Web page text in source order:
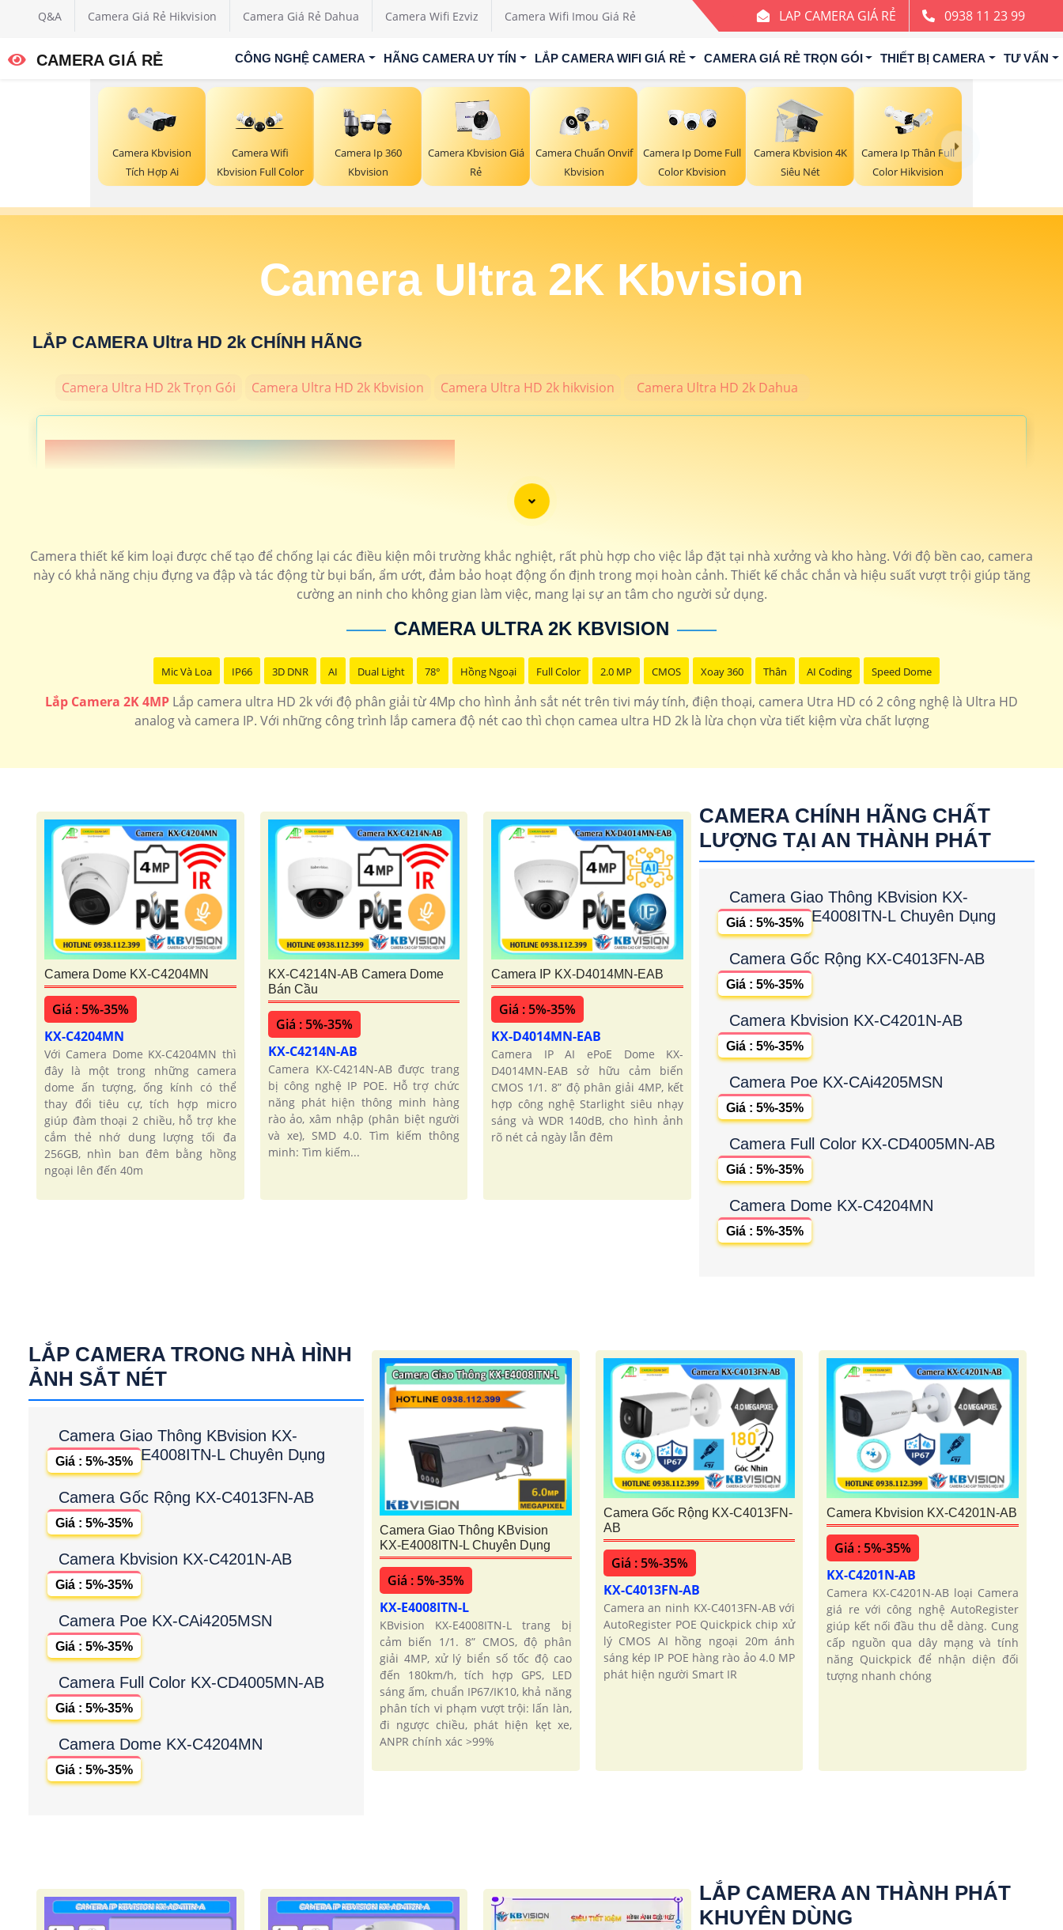
Q&A Camera Giá Rẻ Hikvision Camera Giá Rẻ Dahua Camera Wifi Ezviz Camera Wifi Imou Giá Rẻ LAP CAMERA GIÁ RẺ 0938 11 23 99
CAMERA GIÁ RẺ CÔNG NGHỆ CAMERA HÃNG CAMERA UY TÍN LẮP CAMERA WIFI GIÁ RẺ CAMERA GIÁ RẺ TRỌN GÓI THIẾT BỊ CAMERA TƯ VẤN
Camera Kbvision
Tích Hợp Ai
Camera Wifi
Kbvision Full Color
Camera Ip 360
Kbvision
Camera Kbvision Giá
Rẻ
Camera Chuẩn Onvif
Kbvision
Camera Ip Dome Full
Color Kbvision
Camera Kbvision 4K
Siêu Nét
Camera Ip Thân Full
Color Hikvision
Camera Ultra 2K Kbvision
LẮP CAMERA Ultra HD 2k CHÍNH HÃNG
Camera Ultra HD 2k Trọn Gói Camera Ultra HD 2k Kbvision Camera Ultra HD 2k hikvision Camera Ultra HD 2k Dahua
📗 LẮP CAEMRA HÌNH ẢNH SIÊU SẮT NÉT 2K 💎
️🖍 lắp camera hình ảnh chất lượng sắt nét độ phân giải 4MP trở lên đạt chất lượng 2k thương hiệu camera uy tín bảo hành chính hãng 24 tháng. Camera An Thành Phát cung cấp những dòng
sản phẩm camera chính hãng hình ảnh sắt nét cho công trình chất lượng . 🛒
LOẠI CAMERA ULTRA 2K THÔNG TIN
🗂 Camera wifi 360 Siêu Nét
📶 Camera Siêu nét 4MP Kbvision 1.900.000 VNĐCamera hình ảnh sắt nét 4MP tích hợp báo động kbvisionkx-caif4003n-dl-ab
🌟 camera Wifi Siêu Nét 1.700.000 VNĐĐộ phân gải 2k thiết kế dome up trần tích hợp microIPC-T42EP
'
Camera thiết kế kim loại được chế tạo để chống lại các điều kiện môi trường khắc nghiệt, rất phù hợp cho việc lắp đặt tại nhà xưởng và kho hàng. Với độ bền cao, camera
này có khả năng chịu đựng va đập và tác động từ bụi bẩn, ẩm ướt, đảm bảo hoạt động ổn định trong mọi hoàn cảnh. Thiết kế chắc chắn và hiệu suất vượt trội giúp tăng
cường an ninh cho không gian làm việc, mang lại sự an tâm cho người sử dụng.
CAMERA ULTRA 2K KBVISION
Mic Và Loa IP66 3D DNR AI Dual Light 78° Hồng Ngoại Full Color 2.0 MP CMOS Xoay 360 Thân AI Coding Speed Dome
Lắp Camera 2K 4MP Lắp camera ultra HD 2k với độ phân giải từ 4Mp cho hình ảnh sắt nét trên tivi máy tính, điện thoại, camera Utra HD có 2 công nghệ là Ultra HD
analog và camera IP. Với những công trình lắp camera độ nét cao thì chọn camea ultra HD 2k là lừa chọn vừa tiết kiệm vừa chất lượng
Camera Dome KX-C4204MN
Giá : 5%-35%
KX-C4204MN
Với Camera Dome KX-C4204MN thì
đây là một trong những camera
dome ấn tượng, ống kính có thể
thay đổi tiêu cự, tích hợp micro
giúp đàm thoại 2 chiều, hỗ trợ khe
cắm thẻ nhớ dung lượng tối đa
256GB, nhìn ban đêm bằng hồng
ngoại lên đến 40m
KX-C4214N-AB Camera Dome
Bán Cầu
Giá : 5%-35%
KX-C4214N-AB
Camera KX-C4214N-AB được trang
bị công nghệ IP POE. Hỗ trợ chức
năng phát hiện thông minh hàng
rào ảo, xâm nhập (phân biệt người
và xe), SMD 4.0. Tìm kiếm thông
minh: Tìm kiếm...
Camera IP KX-D4014MN-EAB
Giá : 5%-35%
KX-D4014MN-EAB
Camera IP AI ePoE Dome KX-
D4014MN-EAB sở hữu cảm biến
CMOS 1/1. 8” độ phân giải 4MP, kết
hợp công nghệ Starlight siêu nhạy
sáng và WDR 140dB, cho hình ảnh
rõ nét cả ngày lẫn đêm
CAMERA CHÍNH HÃNG CHẤT
LƯỢNG TẠI AN THÀNH PHÁT
Camera Giao Thông KBvision KX-
E4008ITN-L Chuyên Dụng
Giá : 5%-35%
Camera Gốc Rộng KX-C4013FN-AB
Giá : 5%-35%
Camera Kbvision KX-C4201N-AB
Giá : 5%-35%
Camera Poe KX-CAi4205MSN
Giá : 5%-35%
Camera Full Color KX-CD4005MN-AB
Giá : 5%-35%
Camera Dome KX-C4204MN
Giá : 5%-35%
LẮP CAMERA TRONG NHÀ HÌNH
ẢNH SẮT NÉT
Camera Giao Thông KBvision KX-
E4008ITN-L Chuyên Dụng
Giá : 5%-35%
Camera Gốc Rộng KX-C4013FN-AB
Giá : 5%-35%
Camera Kbvision KX-C4201N-AB
Giá : 5%-35%
Camera Poe KX-CAi4205MSN
Giá : 5%-35%
Camera Full Color KX-CD4005MN-AB
Giá : 5%-35%
Camera Dome KX-C4204MN
Giá : 5%-35%
Camera Giao Thông KBvision
KX-E4008ITN-L Chuyên Dụng
Giá : 5%-35%
KX-E4008ITN-L
KBvision KX-E4008ITN-L trang bị
cảm biến 1/1. 8” CMOS, độ phân
giải 4MP, xử lý biển số tốc độ cao
đến 180km/h, tích hợp GPS, LED
sáng ấm, chuẩn IP67/IK10, khả năng
phân tích vi phạm vượt trội: lấn làn,
đi ngược chiều, phát hiện kẹt xe,
ANPR chính xác >99%
Camera Gốc Rộng KX-C4013FN-
AB
Giá : 5%-35%
KX-C4013FN-AB
Camera an ninh KX-C4013FN-AB với
AutoRegister POE Quickpick chip xử
lý CMOS AI hồng ngoại 20m ánh
sáng kép IP POE hàng rào ảo 4.0 MP
phát hiện người Smart IR
Camera Kbvision KX-C4201N-AB
Giá : 5%-35%
KX-C4201N-AB
Camera KX-C4201N-AB loại Camera
giá re với công nghệ AutoRegister
giúp kết nối đầu thu dễ dàng. Cung
cấp nguồn qua dây mạng và tính
năng Quickpick để nhận diện đối
tượng nhanh chóng
LẮP CAMERA AN THÀNH PHÁT
KHUYÊN DÙNG